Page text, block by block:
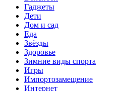
Гаджеты
Дети
Дом и сад
Еда
Звёзды
Здоровье
Зимние виды спорта
Игры
Импортозамещение
Интернет